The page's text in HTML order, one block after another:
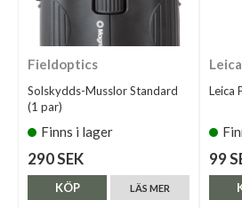
Fieldoptics
Solskydds-Musslor Standard
(1 par)
Finns i lager
290 SEK
LÄS MER
KÖP
Leica
Leica
99